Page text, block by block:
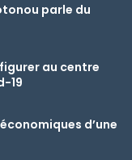
parle du
au centre
19
d’une